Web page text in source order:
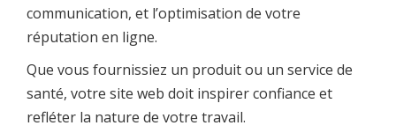
communication, et l’optimisation de votre
réputation en ligne.
Que vous fournissiez un produit ou un service de
santé, votre site web doit inspirer confiance et
refléter la nature de votre travail.